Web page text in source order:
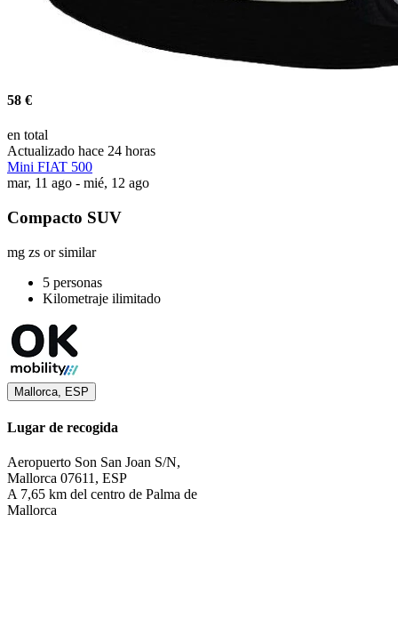
58 €
en total
Actualizado hace 24 horas
Mini FIAT 500
mar, 11 ago - mié, 12 ago
Compacto SUV
mg zs or similar
5 personas
Kilometraje ilimitado
Mallorca, ESP
Lugar de recogida
Aeropuerto Son San Joan S/N,
Mallorca 07611, ESP
A 7,65 km del centro de Palma de
Mallorca